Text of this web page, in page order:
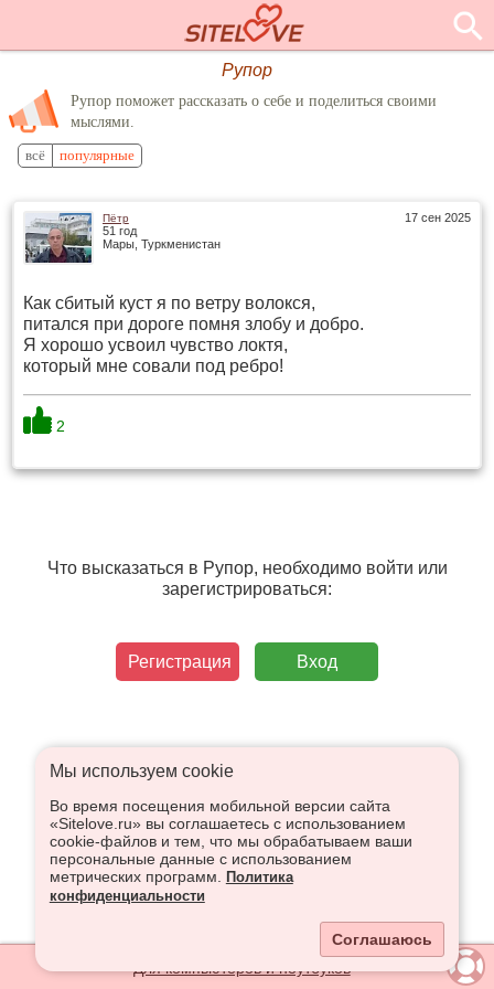
Рупор
Рупор поможет рассказать о себе и поделиться своими
мыслями.
всё популярные
17 сен 2025
Пётр
51 год
Мары, Туркменистан
Как сбитый куст я по ветру волокся,
питался при дороге помня злобу и добро.
Я хорошо усвоил чувство локтя,
который мне совали под ребро!
2
Что высказаться в Рупор, необходимо войти или
зарегистрироваться:
Регистрация Вход
Мы используем сookie
Во время посещения мобильной версии сайта
«Sitelove.ru» вы соглашаетесь с использованием
cookie-файлов и тем, что мы обрабатываем ваши
персональные данные с использованием
метрических программ.
Политика
конфиденциальности
Соглашаюсь
Для компьютеров и ноутбуков